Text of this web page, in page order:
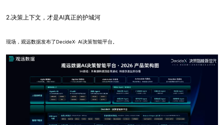
2.决策上下文，才是AI真正的护城河
现场，观远数据发布了DecideX· AI决策智能平台。